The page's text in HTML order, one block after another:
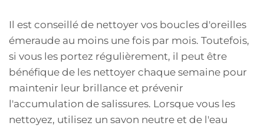
Il est conseillé de nettoyer vos boucles d'oreilles
émeraude au moins une fois par mois. Toutefois,
si vous les portez régulièrement, il peut être
bénéfique de les nettoyer chaque semaine pour
maintenir leur brillance et prévenir
l'accumulation de salissures. Lorsque vous les
nettoyez, utilisez un savon neutre et de l'eau